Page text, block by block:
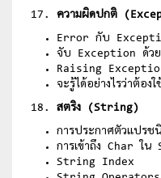
ความผิดปกติ
Error กับ
จับ Exception ด้
Raising
จะรู้ได้อย่างไรว่าต้อ
สตริง (String)
การประกาศตัวแปร
การเข้าถึง Char ใ
String Index